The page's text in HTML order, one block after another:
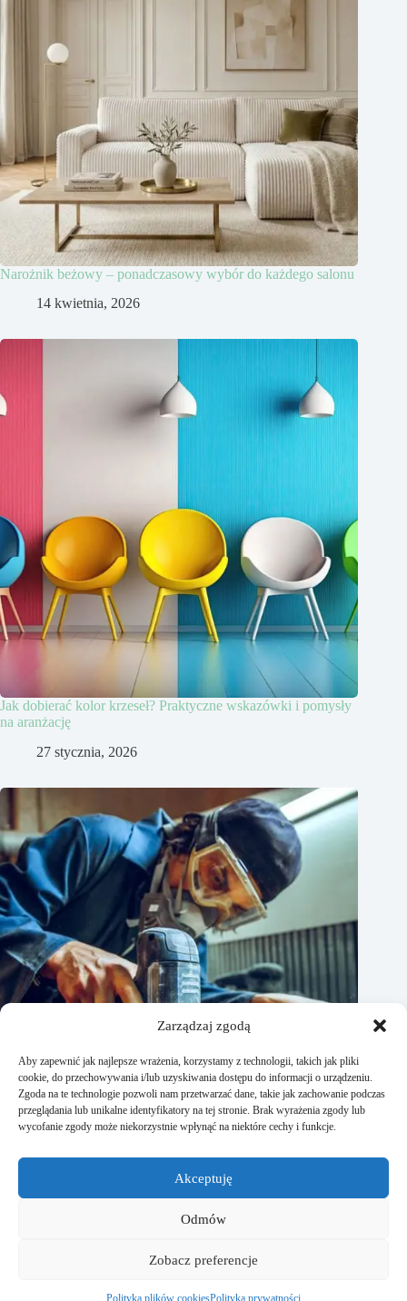
Zarządzaj zgodą
Aby zapewnić jak najlepsze wrażenia, korzystamy z technologii, takich jak pliki
cookie, do przechowywania i/lub uzyskiwania dostępu do informacji o urządzeniu.
Zgoda na te technologie pozwoli nam przetwarzać dane, takie jak zachowanie podczas
przeglądania lub unikalne identyfikatory na tej stronie. Brak wyrażenia zgody lub
wycofanie zgody może niekorzystnie wpłynąć na niektóre cechy i funkcje.
Akceptuję
Odmów
Zobacz preferencje
Polityka plików cookiesPolityka prywatności
Narożnik beżowy – ponadczasowy wybór do każdego salonu
14 kwietnia, 2026
Jak dobierać kolor krzeseł? Praktyczne wskazówki i pomysły
na aranżację
27 stycznia, 2026
lubią kreować otaczającą ich przestrzeń na własnych
czy remontach.